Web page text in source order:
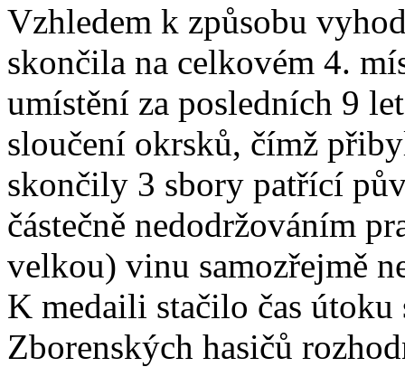
Vzhledem k způsobu
skončila na celkovém 4.
umístění za posledních 9
sloučení okrsků, čímž
skončily 3 sbory patřící
částečně nedodržováním
velkou) vinu samozřejmě
K medaili stačilo čas
Zborenských hasičů